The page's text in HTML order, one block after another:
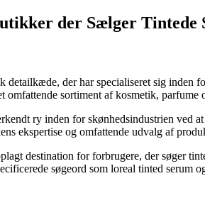
der Sælger Tintede
detailkæde, der har specialiseret sig
omfattende sortiment af kosmetik,
ry inden for skønhedsindustrien
ekspertise og omfattende udvalg af
destination for forbrugere, der søger
søgeord som loreal tinted